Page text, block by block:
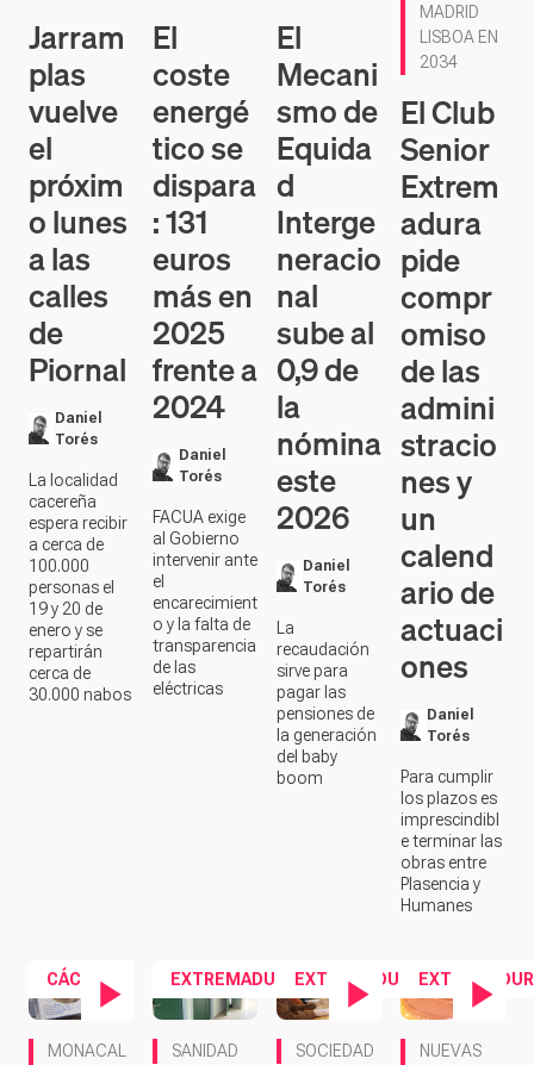
Jarram
plas
vuelve
el
próxim
o lunes
a las
calles
de
Piornal
Daniel
Torés
La localidad
cacereña
espera recibir
a cerca de
100.000
personas el
19 y 20 de
enero y se
repartirán
cerca de
30.000 nabos
El
coste
energé
tico se
dispara
: 131
euros
más en
2025
frente a
2024
Daniel
Torés
FACUA exige
al Gobierno
intervenir ante
el
encarecimient
o y la falta de
transparencia
de las
eléctricas
El
Mecani
smo de
Equida
d
Interge
neracio
nal
sube al
0,9 de
la
nómina
este
2026
Daniel
Torés
La
recaudación
sirve para
pagar las
pensiones de
la generación
del baby
boom
MADRID
LISBOA EN
2034
El Club
Senior
Extrem
adura
pide
compr
omiso
de las
admini
stracio
nes y
un
calend
ario de
actuaci
ones
Daniel
Torés
Para cumplir
los plazos es
imprescindibl
e terminar las
obras entre
Plasencia y
Humanes
CÁCERES
MONACAL
EXTREMADURA
SANIDAD
EXTREMADURA
SOCIEDAD
NUEVAS